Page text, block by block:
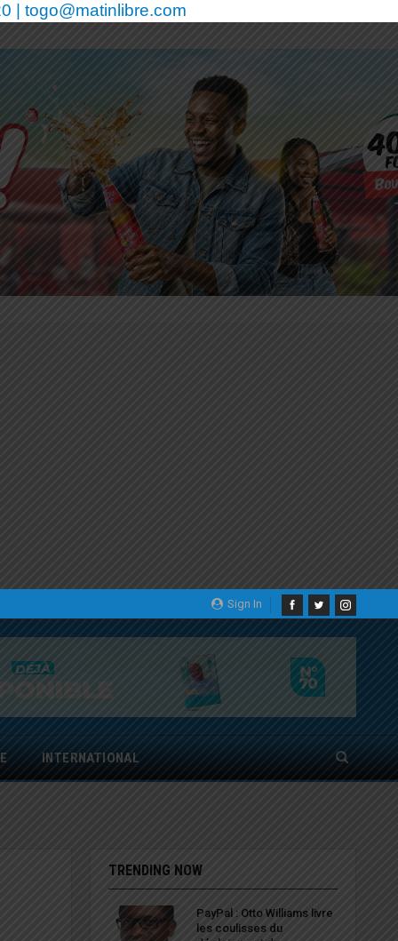
| togo@matinlibre.com
Sign In
INTERNATIONAL
TRENDING NOW
PayPal : Otto Williams livre
les coulisses du